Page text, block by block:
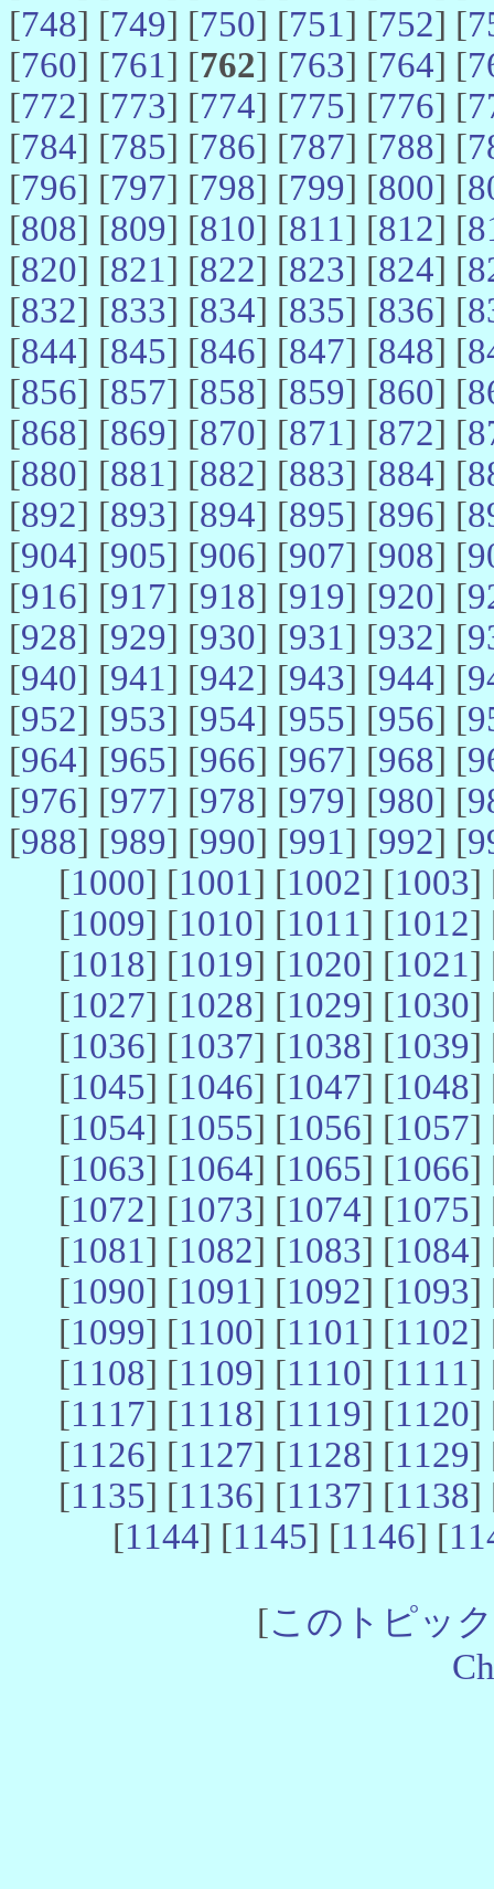
[748] [749] [750] [751] [752] [
[760] [761] [762] [763] [764] [
[772] [773] [774] [775] [776] [
[784] [785] [786] [787] [788] [
[796] [797] [798] [799] [800] [
[808] [809] [810] [811] [812] [
[820] [821] [822] [823] [824] [
[832] [833] [834] [835] [836] [
[844] [845] [846] [847] [848] [
[856] [857] [858] [859] [860] [
[868] [869] [870] [871] [872] [
[880] [881] [882] [883] [884] [
[892] [893] [894] [895] [896] [
[904] [905] [906] [907] [908] [
[916] [917] [918] [919] [920] [
[928] [929] [930] [931] [932] [
[940] [941] [942] [943] [944] [
[952] [953] [954] [955] [956] [
[964] [965] [966] [967] [968] [
[976] [977] [978] [979] [980] [
[988] [989] [990] [991] [992] [
[1000] [1001] [1002] [1003]
[1009] [1010] [1011] [1012]
[1018] [1019] [1020] [1021]
[1027] [1028] [1029] [1030]
[1036] [1037] [1038] [1039]
[1045] [1046] [1047] [1048]
[1054] [1055] [1056] [1057]
[1063] [1064] [1065] [1066]
[1072] [1073] [1074] [1075]
[1081] [1082] [1083] [1084]
[1090] [1091] [1092] [1093]
[1099] [1100] [1101] [1102]
[1108] [1109] [1110] [1111]
[1117] [1118] [1119] [1120]
[1126] [1127] [1128] [1129]
[1135] [1136] [1137] [1138]
[1144] [1145] [1146] [
[このトピッ